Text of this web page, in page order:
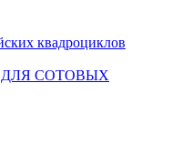
квадроциклов
СОТОВЫХ